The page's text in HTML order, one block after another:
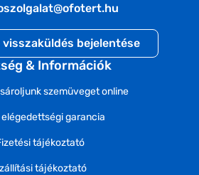
visszaküldés bejelentése
& Információk
szemüveget online
elégedettségi garancia
tájékoztató
tájékoztató